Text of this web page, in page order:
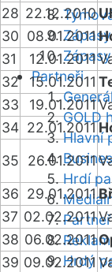
Partneři
GOLD
Hlavní
Hrdí
Hrdý
28 22.12.2010
30 08.01.2011
31
12.01.2011
32
15.01.2011
33
19.01.2011
34 22.01.2011
35
26.01.2011
36 29.01.2011
37 02.02.2011
38 06.02.2011
39 09.02.2011